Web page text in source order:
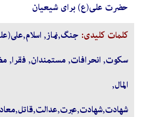
حضرت علی(ع) برای شیعیان
کلمات کلیدی: جنگ,نماز,
سكوت, انحرافات, مستمندان, فقرا,
‏المال,